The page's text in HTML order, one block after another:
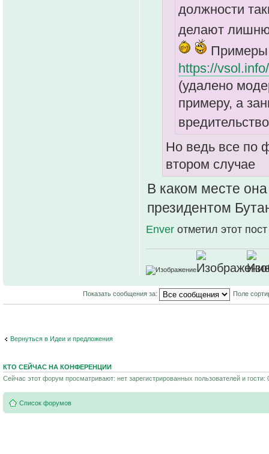
должности
делают
https://
(удалено
примеру, а
Но ведь все по
втором случае
В каком месте
президентом
Enver отметил этот
Показать сообщения за: Поле
Вернуться в Идеи и предложения
КТО СЕЙЧАС НА КОНФЕРЕНЦИИ
Сейчас этот форум просматривают: нет зарегистрированных пользователей и гости:
Список форумов